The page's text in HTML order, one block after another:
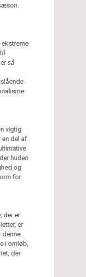
så
vigtig
en del af
huden
og
for
der er
er
denne
i omløb,
der